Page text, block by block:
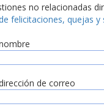
no relacionadas
felicitaciones, quejas y
de correo